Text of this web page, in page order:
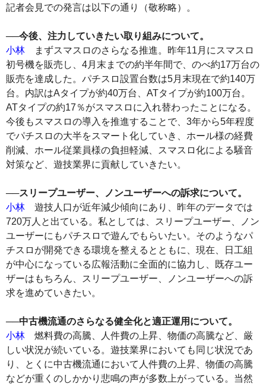
記者会見での発言は以下の通り（敬称略）。
──今後、注力していきたい取り組みについて。
小林 まずスマスロのさらなる推進。昨年11月にスマスロ
初号機を販売し、4月末までの約半年間で、のべ約17万台の
販売を達成した。パチスロ設置台数は5月末現在で約140万
台。内訳はAタイプが約40万台、ATタイプが約100万台。
ATタイプの約17％がスマスロに入れ替わったことになる。
今後もスマスロの導入を推進することで、3年から5年程度
でパチスロの大半をスマート化していき、ホール様の経費
削減、ホール従業員様の負担軽減、スマスロ化による騒音
対策など、遊技業界に貢献していきたい。
──スリープユーザー、ノンユーザーへの訴求について。
小林 遊技人口が近年減少傾向にあり、昨年のデータでは
720万人と出ている。私としては、スリープユーザー、ノン
ユーザーにもパチスロで遊んでもらいたい。そのようなパ
チスロが開発できる環境を整えるとともに、現在、日工組
が中心になっている広報活動に全面的に協力し、既存ユー
ザーはもちろん、スリープユーザー、ノンユーザーへの訴
求を進めていきたい。
──中古機流通のさらなる健全化と適正運用について。
小林 燃料費の高騰、人件費の上昇、物価の高騰など、厳
しい状況が続いている。遊技業界においても同じ状況であ
り、とくに中古機流通において人件費の上昇、物価の高騰
などが重くのしかかり悲鳴の声が多数上がっている。当然